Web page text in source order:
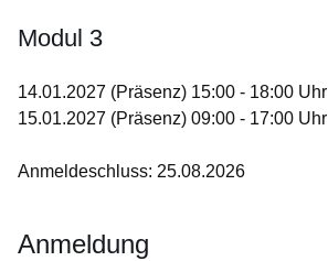
Modul 3
14.01.2027 (Präsenz) 15:00 - 18:00 Uhr
15.01.2027 (Präsenz) 09:00 - 17:00 Uhr
Anmeldeschluss: 25.08.2026
Anmeldung